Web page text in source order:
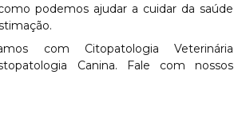
podemos ajudar a cuidar da saúde
com Citopatologia Veterinária
Canina. Fale com nossos